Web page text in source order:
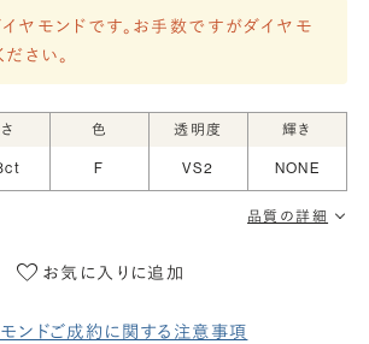
ヤモンドです。お手数ですがダイヤモ
さい。
色 透明度 輝き
F VS2 NONE
品質の詳細
お気に入りに追加
ンドご成約に関する注意事項